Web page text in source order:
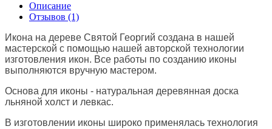
Описание
Отзывов (1)
Икона на дереве Святой Георгий создана в нашей
мастерской с помощью нашей авторской технологии
изготовления икон. Все работы по созданию иконы
выполняются вручную мастером.
Основа для иконы - натуральная деревянная доска
льняной холст и левкас.
В изготовлении иконы широко применялась технология